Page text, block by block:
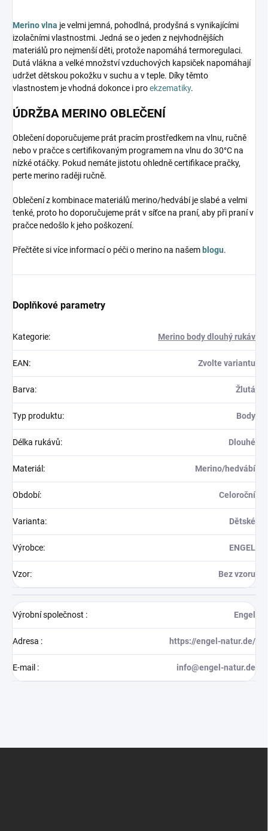
Merino vlna je velmi jemná, pohodlná, prodyšná s vynikajícími
izolačními vlastnostmi. Jedná se o jeden z nejvhodnějších
materiálů pro nejmenší děti, protože napomáhá termoregulaci.
Dutá vlákna a velké množství vzduchových kapsiček napomáhají
udržet dětskou pokožku v suchu a v teple. Díky těmto
vlastnostem je vhodná dokonce i proekzematiky.
ÚDRŽBA MERINO OBLEČENÍ
Oblečení doporučujeme prát pracím prostředkem na vlnu, ručně
nebo v pračce s certifikovaným programem na vlnu do 30°C na
nízké otáčky. Pokud nemáte jistotu ohledně certifikace pračky,
perte merino raději ručně.
Oblečení z kombinace materiálů merino/hedvábí je slabé a velmi
tenké, proto ho doporučujeme prát v síťce na praní, aby při praní v
pračce nedošlo k jeho poškození.
Přečtěte si více informací o péči o merino na našem blogu.
Doplňkové parametry
Kategorie: Merino body dlouhý rukáv
EAN: Zvolte variantu
Barva: Žlutá
Typ produktu: Body
Délka rukávů: Dlouhé
Materiál : Merino/hedvábí
Období: Celoroční
Varianta: Dětské
Výrobce: ENGEL
Vzor: Bez vzoru
Výrobní společnost : Engel
Adresa : https://engel-natur.de/
E-mail : info@engel-natur.de